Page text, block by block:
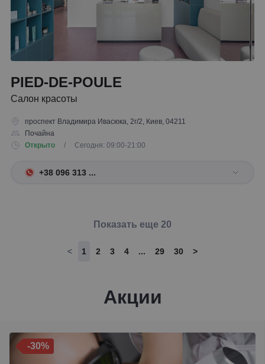
PIED-DE-POULE
Салон красоты
проспект Владимира Ивасюка, 2г/2, Киев, 04211
Почайна
Открыто
/ Сегодня: 09:00-21:00
+38 096 313 ...
Показать еще 20
< 1 2 3 4 ... 29 30 >
Акции
-30%